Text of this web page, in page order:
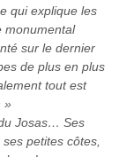
qui explique les
monumental
sur le dernier
de plus en plus
tout est
»
Josas… Ses
petites côtes,